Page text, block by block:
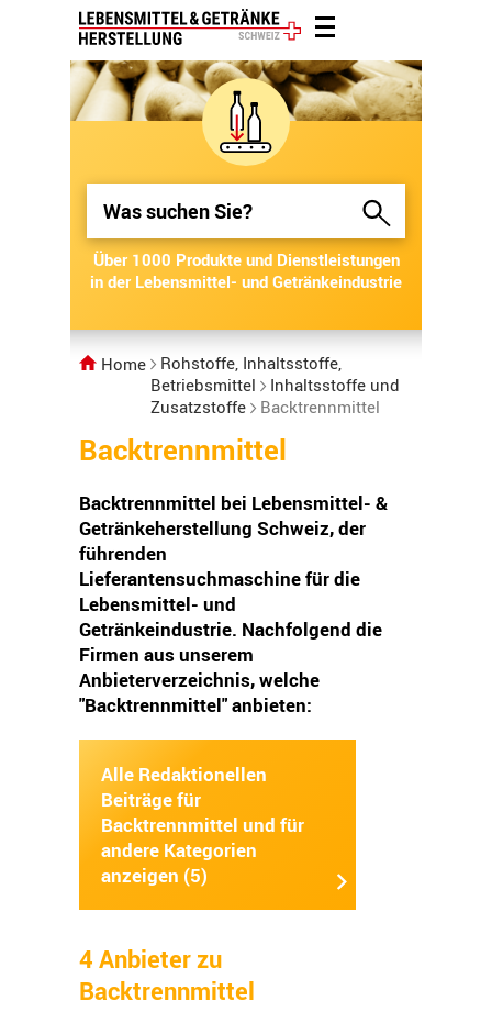
Über 1000 Produkte und Dienstleistungen
in der Lebensmittel- und Getränkeindustrie
Über 1000 Produkte und Dienstleistungen
in der Lebensmittel- und Getränkeindustrie
Home
Rohstoffe, Inhaltsstoffe,
Betriebsmittel
Inhaltsstoffe und
Zusatzstoffe Backtrennmittel
Backtrennmittel
Backtrennmittel bei Lebensmittel- &
Getränkeherstellung Schweiz, der
führenden
Lieferantensuchmaschine für die
Lebensmittel- und
Getränkeindustrie. Nachfolgend die
Firmen aus unserem
Anbieterverzeichnis, welche
"Backtrennmittel" anbieten:
Alle Redaktionellen
Beiträge für
Backtrennmittel und für
andere Kategorien
anzeigen (5)
4 Anbieter zu
Backtrennmittel